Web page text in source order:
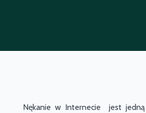
Nękanie w Internecie jest jedną